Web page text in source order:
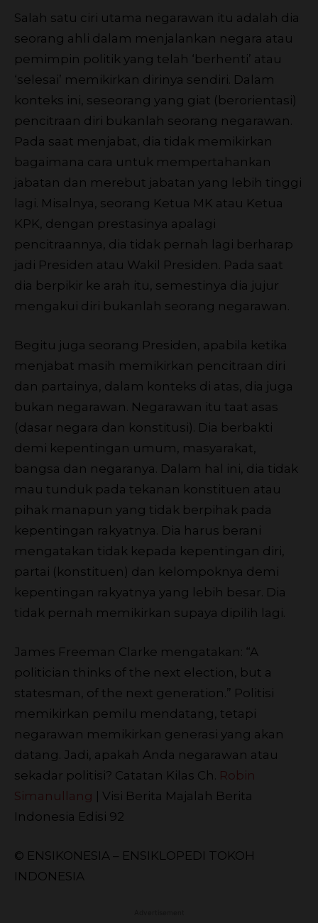
Salah satu ciri utama negarawan itu adalah dia
seorang ahli dalam menjalankan negara atau
pemimpin politik yang telah ‘berhenti’ atau
‘selesai’ memikirkan dirinya sendiri. Dalam
konteks ini, seseorang yang giat (berorientasi)
pencitraan diri bukanlah seorang negarawan.
Pada saat menjabat, dia tidak memikirkan
bagaimana cara untuk mempertahankan
jabatan dan merebut jabatan yang lebih tinggi
lagi. Misalnya, seorang Ketua MK atau Ketua
KPK, dengan prestasinya apalagi
pencitraannya, dia tidak pernah lagi berharap
jadi Presiden atau Wakil Presiden. Pada saat
dia berpikir ke arah itu, semestinya dia jujur
mengakui diri bukanlah seorang negarawan.
Begitu juga seorang Presiden, apabila ketika
menjabat masih memikirkan pencitraan diri
dan partainya, dalam konteks di atas, dia juga
bukan negarawan. Negarawan itu taat asas
(dasar negara dan konstitusi). Dia berbakti
demi kepentingan umum, masyarakat,
bangsa dan negaranya. Dalam hal ini, dia tidak
mau tunduk pada tekanan konstituen atau
pihak manapun yang tidak berpihak pada
kepentingan rakyatnya. Dia harus berani
mengatakan tidak kepada kepentingan diri,
partai (konstituen) dan kelompoknya demi
kepentingan rakyatnya yang lebih besar. Dia
tidak pernah memikirkan supaya dipilih lagi.
James Freeman Clarke mengatakan: “A
politician thinks of the next election, but a
statesman, of the next generation.” Politisi
memikirkan pemilu mendatang, tetapi
negarawan memikirkan generasi yang akan
datang. Jadi, apakah Anda negarawan atau
sekadar politisi? Catatan Kilas Ch. Robin
Simanullang | Visi Berita Majalah Berita
Indonesia Edisi 92
© ENSIKONESIA – ENSIKLOPEDI TOKOH
INDONESIA